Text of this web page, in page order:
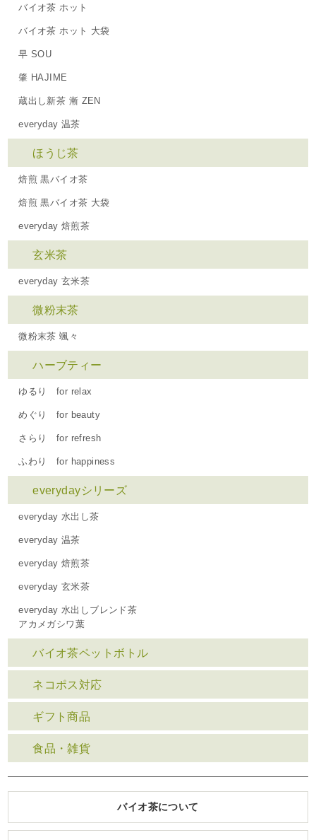
バイオ茶 ホット
バイオ茶 ホット 大袋
早 SOU
肇 HAJIME
蔵出し新茶 漸 ZEN
everyday 温茶
ほうじ茶
焙煎 黒バイオ茶
焙煎 黒バイオ茶 大袋
everyday 焙煎茶
玄米茶
everyday 玄米茶
微粉末茶
微粉末茶 颯々
ハーブティー
ゆるり for relax
めぐり for beauty
さらり for refresh
ふわり for happiness
everydayシリーズ
everyday 水出し茶
everyday 温茶
everyday 焙煎茶
everyday 玄米茶
everyday 水出しブレンド茶
アカメガシワ葉
バイオ茶ペットボトル
ネコポス対応
ギフト商品
食品・雑貨
バイオ茶について